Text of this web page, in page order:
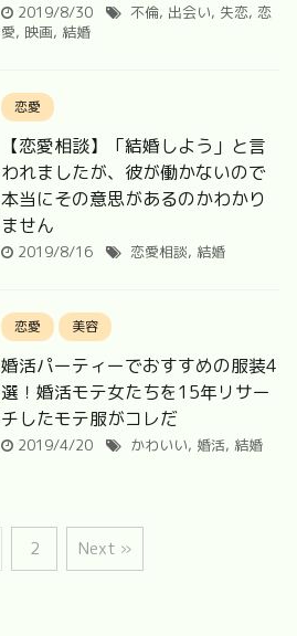
2019/8/30 不倫, 出会い, 失恋, 恋
愛, 映画, 結婚
恋愛
【恋愛相談】「結婚しよう」と言
われましたが、彼が働かないので
本当にその意思があるのかわかり
ません
2019/8/16 恋愛相談, 結婚
恋愛 美容
婚活パーティーでおすすめの服装4
選！婚活モテ女たちを15年リサー
チしたモテ服がコレだ
2019/4/20 かわいい, 婚活, 結婚
2 Next »